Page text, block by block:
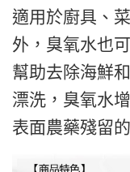
適用於廚具、
外，臭氧水也
幫助去除海鮮
漂洗，臭氧水
表面農藥殘留